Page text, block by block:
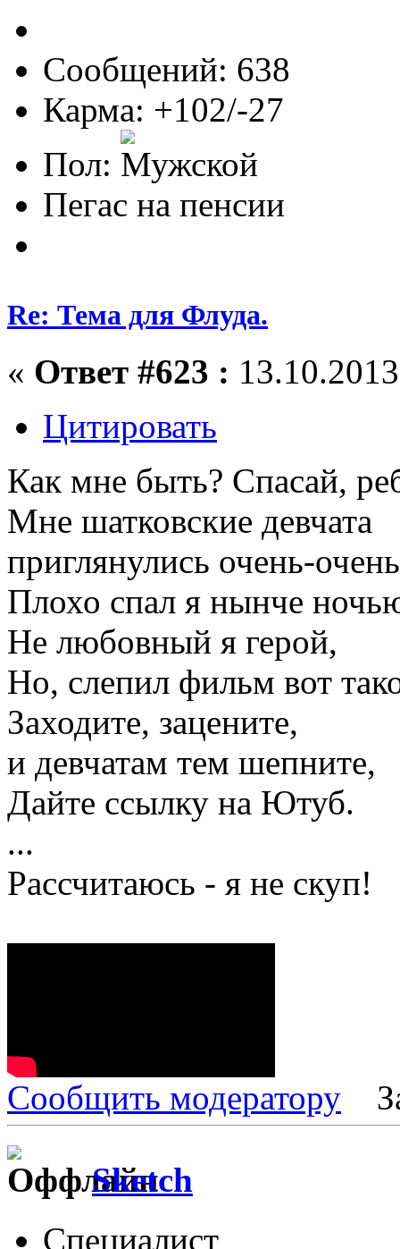
Сообщений: 638
Карма: +102/-27
Пол:
Пегас на пенсии
Re: Тема для Флуда.
« Ответ #623 :
Цитировать
Как мне быть? Спасай,
Мне шатковские девчата
приглянулись очень-
Плохо спал я нынче
Не любовный я герой,
Но, слепил фильм вот
Заходите, зацените,
и девчатам тем шепните,
Дайте ссылку на Ютуб.
...
Рассчитаюсь - я не скуп!
Сообщить модератору
Sketch
Специалист